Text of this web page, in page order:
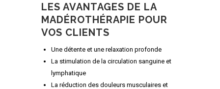
LES AVANTAGES DE LA
MADÉROTHÉRAPIE POUR
VOS CLIENTS
Une détente et une relaxation profonde
La stimulation de la circulation sanguine et
lymphatique
La réduction des douleurs musculaires et